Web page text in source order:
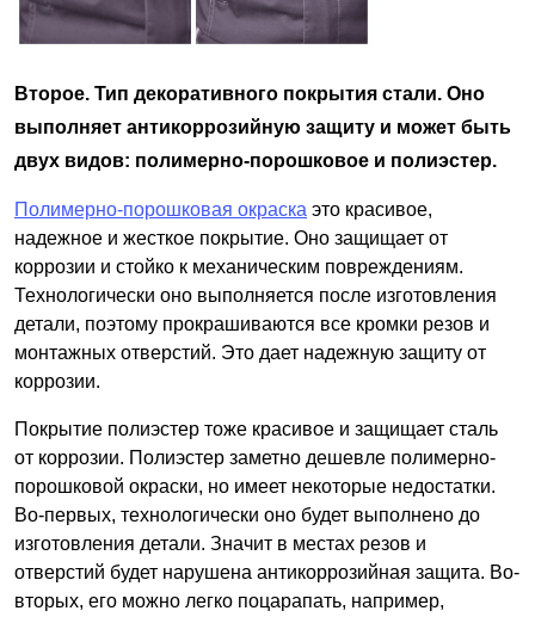
Второе. Тип декоративного покрытия стали. Оно
выполняет антикоррозийную защиту и может быть
двух видов: полимерно-порошковое и полиэстер.
Полимерно-порошковая окраска это красивое,
надежное и жесткое покрытие. Оно защищает от
коррозии и стойко к механическим повреждениям.
Технологически оно выполняется после изготовления
детали, поэтому прокрашиваются все кромки резов и
монтажных отверстий. Это дает надежную защиту от
коррозии.
Покрытие полиэстер тоже красивое и защищает сталь
от коррозии. Полиэстер заметно дешевле полимерно-
порошковой окраски, но имеет некоторые недостатки.
Во-первых, технологически оно будет выполнено до
изготовления детали. Значит в местах резов и
отверстий будет нарушена антикоррозийная защита. Во-
вторых, его можно легко поцарапать, например,